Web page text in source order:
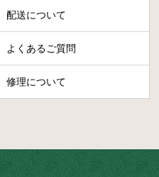
配送について
よくあるご質問
修理について